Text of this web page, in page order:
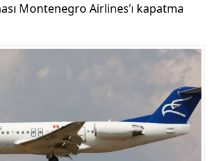
Montenegro Airlines’ı kapatma